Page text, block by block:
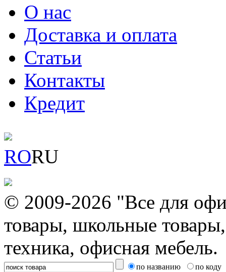
О нас
Доставка и оплата
Статьи
Контакты
Кредит
RORU
© 2009-2026 "Все для
товары, школьные
техника, офисная мебель.
по названию по коду